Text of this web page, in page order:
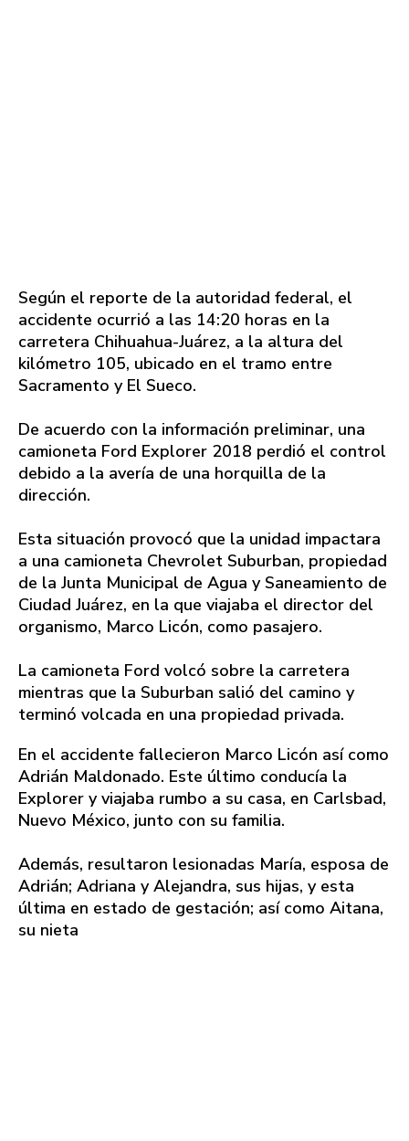
Según el reporte de la autoridad federal, el
accidente ocurrió a las 14:20 horas en la
carretera Chihuahua-Juárez, a la altura del
kilómetro 105, ubicado en el tramo entre
Sacramento y El Sueco.
De acuerdo con la información preliminar, una
camioneta Ford Explorer 2018 perdió el control
debido a la avería de una horquilla de la
dirección.
Esta situación provocó que la unidad impactara
a una camioneta Chevrolet Suburban, propiedad
de la Junta Municipal de Agua y Saneamiento de
Ciudad Juárez, en la que viajaba el director del
organismo, Marco Licón, como pasajero.
La camioneta Ford volcó sobre la carretera
mientras que la Suburban salió del camino y
terminó volcada en una propiedad privada.
En el accidente fallecieron Marco Licón así como
Adrián Maldonado. Este último conducía la
Explorer y viajaba rumbo a su casa, en Carlsbad,
Nuevo México, junto con su familia.
Además, resultaron lesionadas María, esposa de
Adrián; Adriana y Alejandra, sus hijas, y esta
última en estado de gestación; así como Aitana,
su nieta